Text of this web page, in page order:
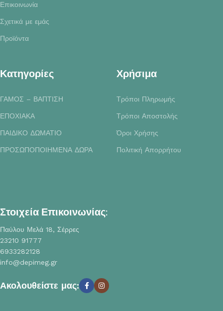
Επικοινωνία
Σχετικά με εμάς
Προϊόντα
Κατηγορίες
ΓΑΜΟΣ – ΒΑΠΤΙΣΗ
ΕΠΟΧΙΑΚΑ
ΠΑΙΔΙΚΟ ΔΩΜΑΤΙΟ
ΠΡΟΣΩΠΟΠΟΙΗΜΕΝΑ ΔΩΡΑ
Χρήσιμα
Τρόποι Πληρωμής
Τρόποι Αποστολής
Όροι Χρήσης
Πολιτική Απορρήτου
Στοιχεία Επικοινωνίας:
Παύλου Μελά 18, Σέρρες
23210 91777
6933282128
info@depimeg.gr
Ακολουθείστε μας: